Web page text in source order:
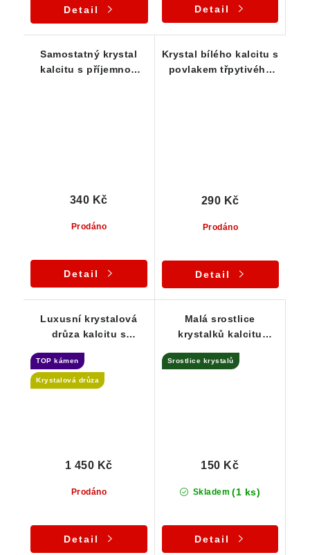
Detail Detail
Samostatný krystal
kalcitu s příjemnou
Prodáno
340 Kč
Detail
Krystal bílého kalcitu s
povlakem třpytivého
Prodáno
290 Kč
Detail
Luxusní krystalová
drůza kalcitu s
hematitu
TOP kámen
Krystalová drůza
Prodáno
1 450 Kč
Detail
Malá srostlice
krystalků kalcitu
Srostlice krystalů
Skladem (1 ks)
150 Kč
Detail